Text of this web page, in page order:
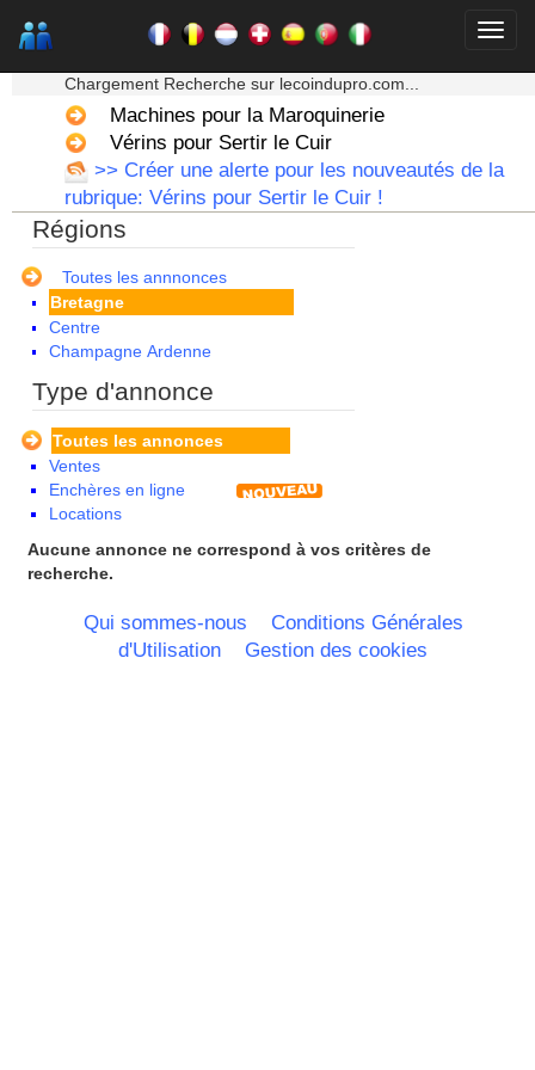
Chargement Recherche sur lecoindupro.com...
Machines pour la Maroquinerie
Vérins pour Sertir le Cuir
>> Créer une alerte pour les nouveautés de la
rubrique: Vérins pour Sertir le Cuir !
Régions
Toutes les annnonces
Alsace
Aquitaine
Auvergne
Basse Normandie
Bourgogne
Bretagne
Centre
Champagne Ardenne
Franche Comte - Suisse
Guadeloupe
Guyane
Haute Normandie
Ile de France
La Réunion
Languedoc Roussillon
Limousin
Martinique
Mayotte
Midi Pyrenees - Espagne -
Type d'annonce
Toutes les annonces
Ventes
Enchères en ligne
Locations
Aucune annonce ne correspond à vos critères de
recherche.
Qui sommes-nous
Conditions Générales
d'Utilisation
Gestion des cookies